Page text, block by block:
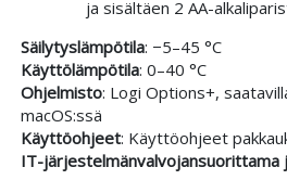
ja sisältäen 2 AA-
Säilytyslämpötila: −5–45 °C
Käyttölämpötila: 0–40 °C
Ohjelmisto: Logi Options+,
macOS:ssä
Käyttöohjeet: Käyttöohjeet
IT-